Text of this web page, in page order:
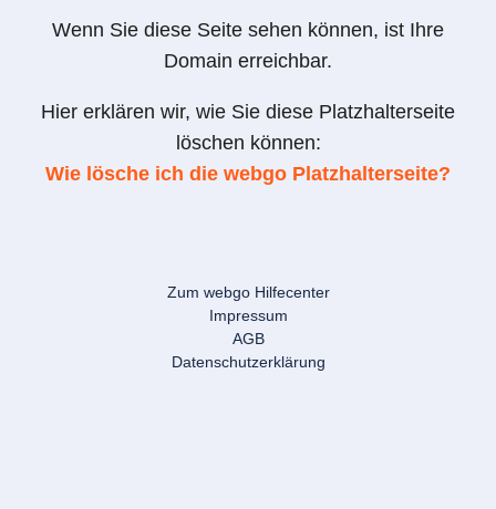
Wenn Sie diese Seite sehen können, ist Ihre
Domain erreichbar.
Hier erklären wir, wie Sie diese Platzhalterseite
löschen können:
Wie lösche ich die webgo Platzhalterseite?
Zum webgo Hilfecenter
Impressum
AGB
Datenschutzerklärung